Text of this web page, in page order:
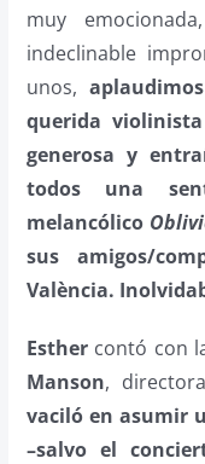
muy
indeclinable
unos,
querida
generosa y
todos una
melancólico
sus amigos/
València.
Esthercontó con
Manson,
vaciló en asumir
–salvo el